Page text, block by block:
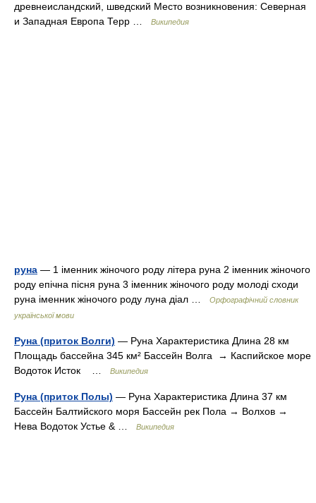
древнеисландский, шведский Место возникновения: Северная
и Западная Европа Терр …
Википедия
руна — 1 іменник жіночого роду літера руна 2 іменник жіночого
роду епічна пісня руна 3 іменник жіночого роду молоді сходи
руна іменник жіночого роду луна діал …
Орфографічний словник
української мови
Руна (приток Волги) — Руна Характеристика Длина 28 км
Площадь бассейна 345 км² Бассейн Волга → Каспийское море
Водоток Исток …
Википедия
Руна (приток Полы) — Руна Характеристика Длина 37 км
Бассейн Балтийского моря Бассейн рек Пола → Волхов →
Нева Водоток Устье & …
Википедия